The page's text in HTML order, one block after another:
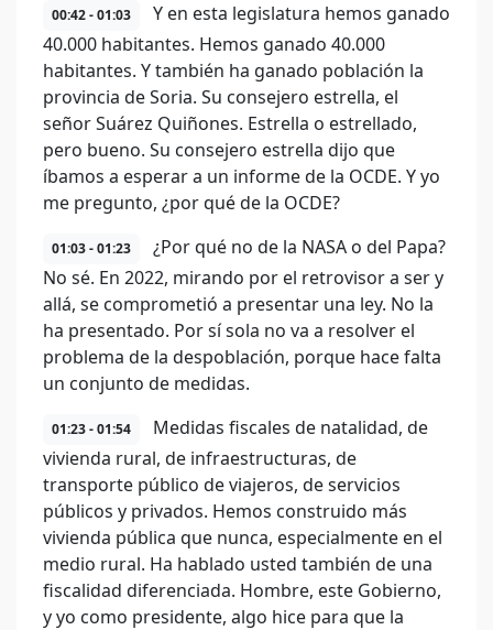
00:42 - 01:03
Y en esta legislatura hemos ganado
40.000 habitantes. Hemos ganado 40.000
habitantes. Y también ha ganado población la
provincia de Soria. Su consejero estrella, el
señor Suárez Quiñones. Estrella o estrellado,
pero bueno. Su consejero estrella dijo que
íbamos a esperar a un informe de la OCDE. Y yo
me pregunto, ¿por qué de la OCDE?
01:03 - 01:23
¿Por qué no de la NASA o del Papa?
No sé. En 2022, mirando por el retrovisor a ser y
allá, se comprometió a presentar una ley. No la
ha presentado. Por sí sola no va a resolver el
problema de la despoblación, porque hace falta
un conjunto de medidas.
01:23 - 01:54
Medidas fiscales de natalidad, de
vivienda rural, de infraestructuras, de
transporte público de viajeros, de servicios
públicos y privados. Hemos construido más
vivienda pública que nunca, especialmente en el
medio rural. Ha hablado usted también de una
fiscalidad diferenciada. Hombre, este Gobierno,
y yo como presidente, algo hice para que la